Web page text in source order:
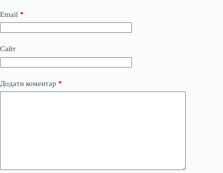
Email *
Сайт
Додати коментар *